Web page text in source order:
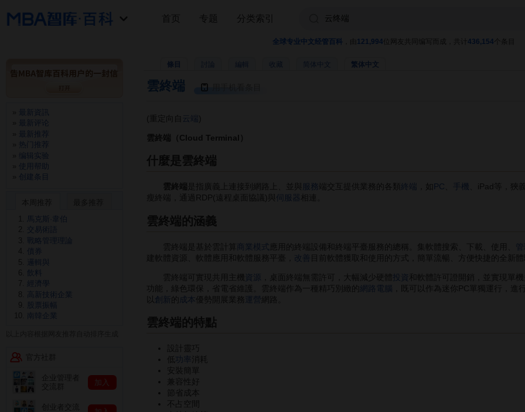
全球专业中文经管百科 121,994 位网友共同编写而成，共计 436,154 个条目
條目 收藏 繁体中文
雲終端
(重定向自 云端
雲終端（Cloud Terminal）
什麼是雲終端
雲終端 是指廣義上連接到網路上、並與 服務 端交互提供業務的各類 終端 ，如 PC 手機 、iPad等，狹
瘦終端，通過RDP(遠程桌面協議)與伺服器
雲終端的涵義
雲終端是基於雲計算 商業模式 應用的終端設備和終端平臺服務的總稱。集軟體搜索、下載、使用、 管
建軟體資源、軟體應用和軟體服務平臺，
改善 目前軟體獲取和使用的方式，簡單流暢、方便快捷的全新體
雲終端可實現共用主機 資源 ，桌面終端無需許可，大幅減少硬體 投資
和軟體許可證開銷，並實現單
功能，綠色環保，省電省維護。雲終端作為一種精巧別緻的 網路電腦
，既可以作為迷你PC單獨運行，進
創新 的 成本 優勢開展業務 運營 網路。
雲終端的特點
設計靈巧
低 功率
消耗
安裝簡單
兼容性好
節省成本
不占空間
首页 专题 分类索引
最新資訊
最新评论
最新推荐
热门推荐
编辑实验
使用帮助
创建条目
馬克斯·韋伯
交易術語
戰略管理理論
債券
邏輯與
飲料
經濟學
高新技術企業
股票振幅
南韓企業
加入